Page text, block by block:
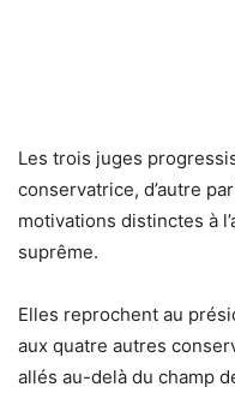
Les trois juges
conservatrice, d’autre
motivations distinctes à
suprême.
Elles reprochent au
aux quatre autres
allés au-delà du champ